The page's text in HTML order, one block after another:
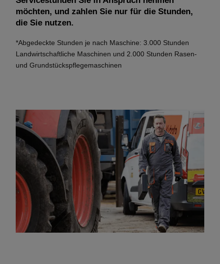
möchten, und zahlen Sie nur für die Stunden,
die Sie nutzen.
*Abgedeckte Stunden je nach Maschine: 3.000 Stunden
Landwirtschaftliche Maschinen und 2.000 Stunden Rasen-
und Grundstückspflegemaschinen